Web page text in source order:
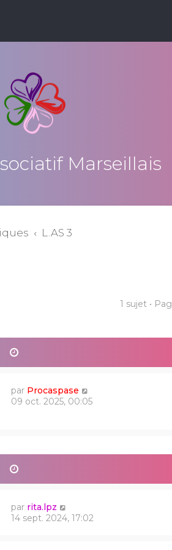
Marseillais
L.AS 3
1 sujet •
par Procaspase
09 oct. 2025, 00:05
par rita.lpz
14 sept. 2024, 17:02